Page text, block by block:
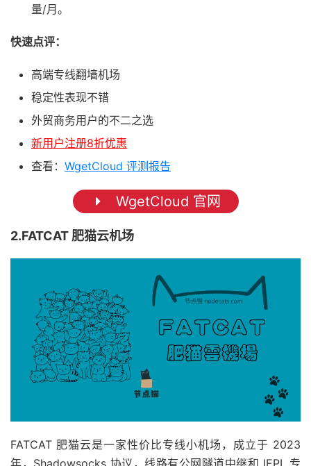
量/月。
快速点评：
高端专线翻墙机场
稳定性表现不错
外贸商务用户的不二之选
新用户注册8折优惠
查看： WgetCloud 评测报告
WgetCloud 官网
2.FATCAT 肥猫云机场
FATCAT 肥猫云是一家性价比专线小机场，成立于 2023
年，Shadowsocks 协议，线路有公网隧道中继和 IEPL 专